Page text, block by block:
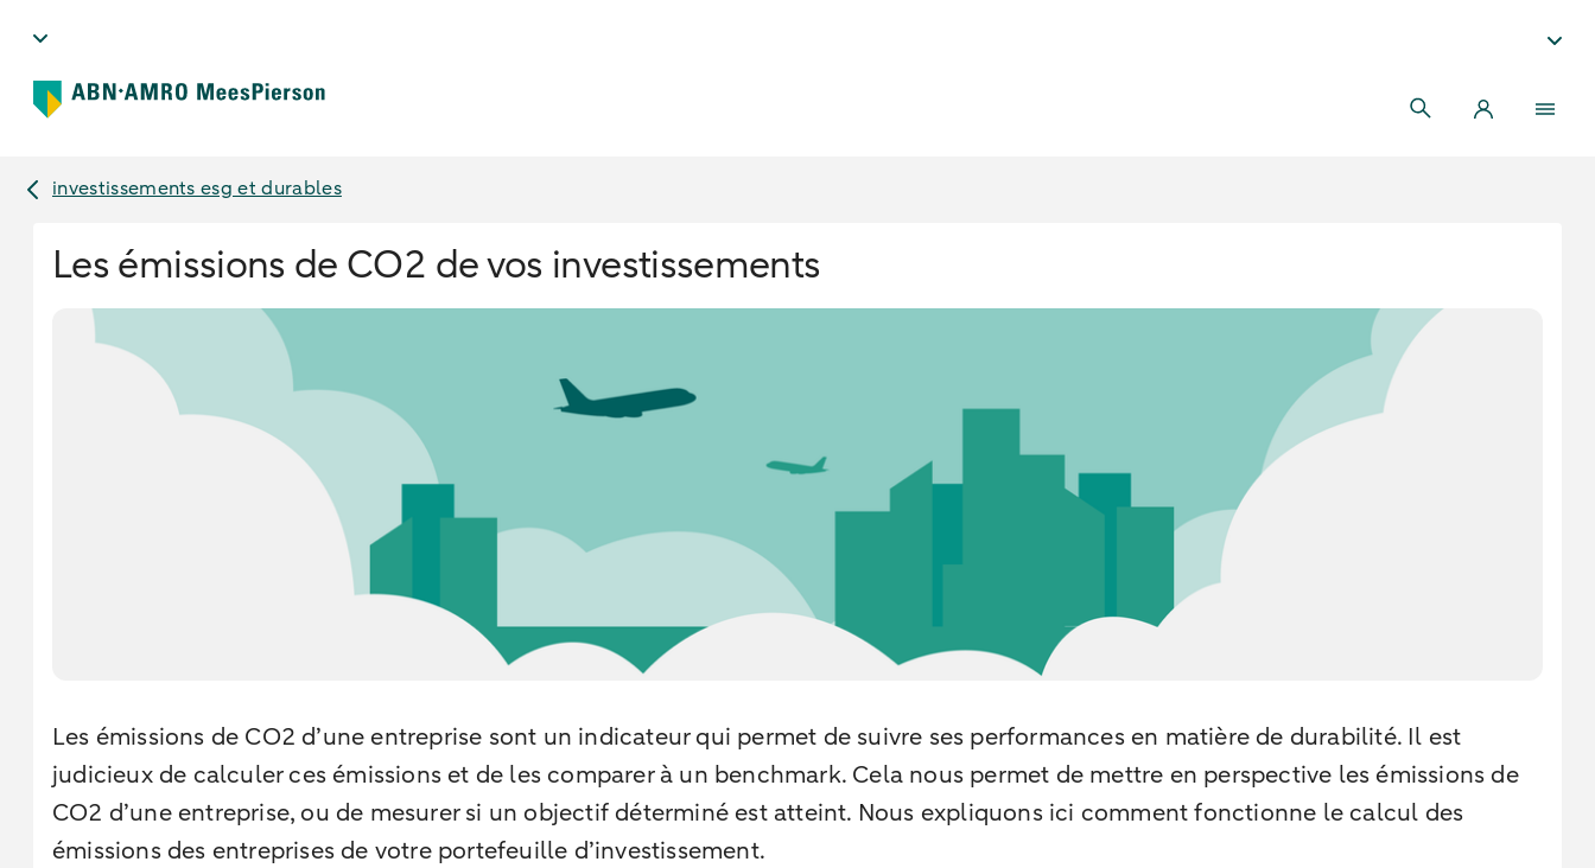
investissements esg et durables
Les émissions de CO2 de vos investissements
Les émissions de CO2 d’une entreprise sont un indicateur qui permet de suivre ses performances en matière de durabilité. Il est
judicieux de calculer ces émissions et de les comparer à un benchmark. Cela nous permet de mettre en perspective les émissions de
CO2 d’une entreprise, ou de mesurer si un objectif déterminé est atteint. Nous expliquons ici comment fonctionne le calcul des
émissions des entreprises de votre portefeuille d’investissement.